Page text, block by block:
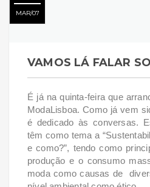
MAR 07
VAMOS LÁ FALAR
É já na quinta-feira que
ModaLisboa. Como já vem
é dedicado às conversas.
têm como tema a
e como?”, tendo como
produção e o consumo
moda como causas de